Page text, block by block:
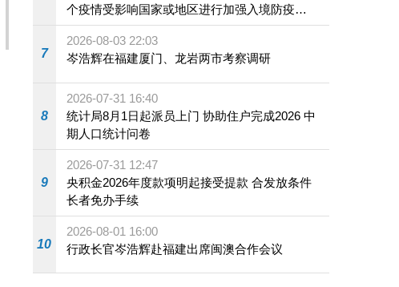
个疫情受影响国家或地区进行加强入境防疫措
施
7
2026-08-03 22:03
岑浩辉在福建厦门、龙岩两市考察调研
8
2026-07-31 16:40
统计局8月1日起派员上门 协助住户完成2026 中
期人口统计问卷
9
2026-07-31 12:47
央积金2026年度款项明起接受提款 合发放条件
长者免办手续
10
2026-08-01 16:00
行政长官岑浩辉赴福建出席闽澳合作会议